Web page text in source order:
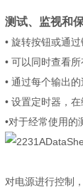
测试、监视和
• 旋转按钮或通
• 可以同时查看
• 通过每个输出
• 设置定时器，
•对于经常使用的
对电源进行控制